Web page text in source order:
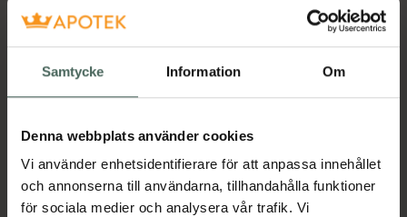
Samtycke Information Om
Denna webbplats använder cookies
Vi använder enhetsidentifierare för att anpassa innehållet
och annonserna till användarna, tillhandahålla funktioner
för sociala medier och analysera vår trafik. Vi
Beskrivning Dölj
• Djuprengörande ansiktsmask med kol
• Hjälper till att rengöra porer
• Uppfriskande bubble mask‑effekt